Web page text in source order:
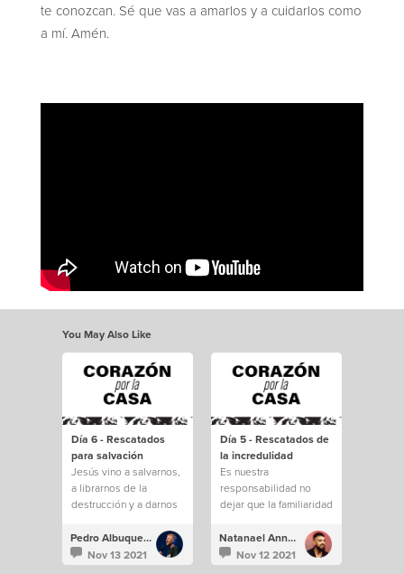
te conozcan. Sé que vas a amarlos y a cuidarlos como
a mí. Amén.
You May Also Like
Día 6 - Rescatados
para salvación
Jesús vino a salvarnos,
a librarnos de la
destrucción y a darnos
Pedro Albuquerque
Nov 13 2021
Día 5 - Rescatados de
la incredulidad
Es nuestra
responsabilidad no
dejar que la familiaridad
saquen de todo lo que
Dios tiene para
nosotros.
Natanael Annacondia
Nov 12 2021